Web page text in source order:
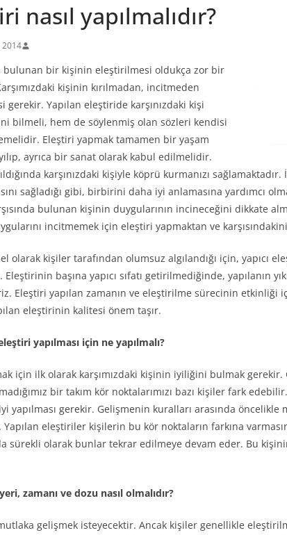
nasıl yapılmalıdır?
2014
bulunan bir kişinin eleştirilmesi oldukça zor bir
kişinin kırılmadan, incitmeden
gerekir. Yapılan eleştiride karşınızdaki kişi
bilmeli, hem de söylenmiş olan sözleri kendisi
Eleştiri yapmak tamamen bir yaşam
ayrıca bir sanat olarak kabul edilmelidir.
karşınızdaki kişiyle köprü kurmanızı
sağladığı gibi, birbirini daha iyi anlamasına yardımcı
bulunan kişinin duygularının incineceğini dikkate
incitmemek için eleştiri yapmaktan ve
olarak kişiler tarafından olumsuz algılandığı için, yapıcı
başına yapıcı sıfatı getirilmediğinde, yapılanın
Eleştiri yapılan zamanın ve eleştirilme sürecinin etkinliği
eleştirinin kalitesi önem taşır.
yapılması için ne yapılmalı?
için ilk olarak karşımızdaki kişinin iyiliğini bulmak
bir takım kör noktalarımızı bazı kişiler fark
iyi yapılması gerekir. Gelişmenin kuralları arasında
Yapılan eleştiriler kişilerin bu kör noktaların farkına
sürekli olarak bunlar tekrar edilmeye devam eder. Bu
zamanı ve dozu nasıl olmalıdır?
gelişmek isteyecektir. Ancak kişiler genellikle